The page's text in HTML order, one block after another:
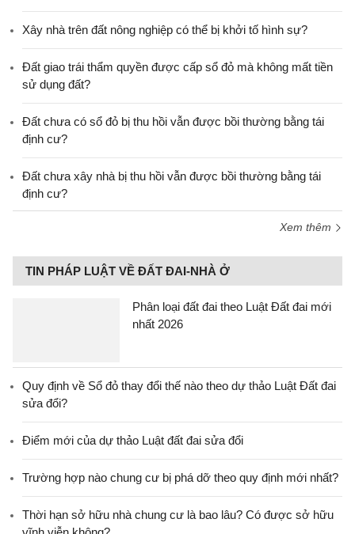
Xây nhà trên đất nông nghiệp có thể bị khởi tố hình sự?
Đất giao trái thẩm quyền được cấp sổ đỏ mà không mất tiền
sử dụng đất?
Đất chưa có sổ đỏ bị thu hồi vẫn được bồi thường bằng tái
định cư?
Đất chưa xây nhà bị thu hồi vẫn được bồi thường bằng tái
định cư?
Xem thêm
TIN PHÁP LUẬT VỀ ĐẤT ĐAI-NHÀ Ở
Phân loại đất đai theo Luật Đất đai mới
nhất 2026
Quy định về Sổ đỏ thay đổi thế nào theo dự thảo Luật Đất đai
sửa đổi?
Điểm mới của dự thảo Luật đất đai sửa đổi
Trường hợp nào chung cư bị phá dỡ theo quy định mới nhất?
Thời hạn sở hữu nhà chung cư là bao lâu? Có được sở hữu